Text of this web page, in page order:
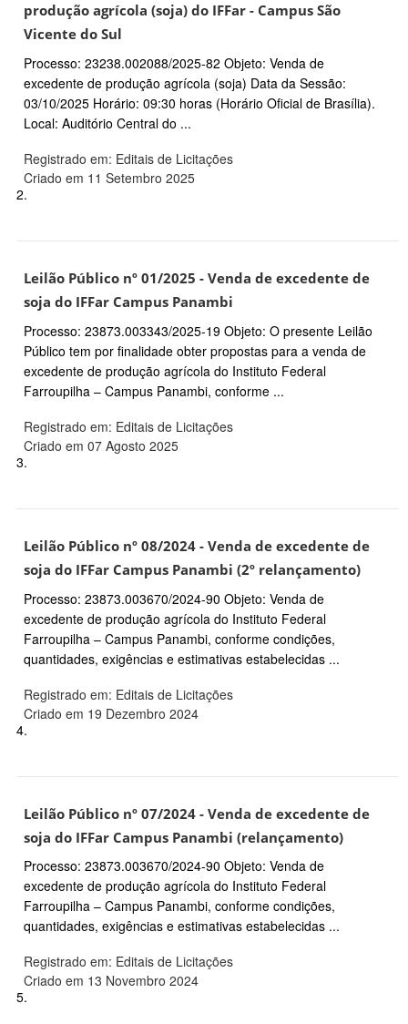
produção agrícola (soja) do IFFar - Campus São
Vicente do Sul
Processo: 23238.002088/2025-82 Objeto: Venda de
excedente de produção agrícola (soja) Data da Sessão:
03/10/2025 Horário: 09:30 horas (Horário Oficial de Brasília).
Local: Auditório Central do ...
Registrado em: Editais de Licitações
Criado em 11 Setembro 2025
2.
Leilão Público nº 01/2025 - Venda de excedente de
soja do IFFar Campus Panambi
Processo: 23873.003343/2025-19 Objeto: O presente Leilão
Público tem por finalidade obter propostas para a venda de
excedente de produção agrícola do Instituto Federal
Farroupilha – Campus Panambi, conforme ...
Registrado em: Editais de Licitações
Criado em 07 Agosto 2025
3.
Leilão Público nº 08/2024 - Venda de excedente de
soja do IFFar Campus Panambi (2º relançamento)
Processo: 23873.003670/2024-90 Objeto: Venda de
excedente de produção agrícola do Instituto Federal
Farroupilha – Campus Panambi, conforme condições,
quantidades, exigências e estimativas estabelecidas ...
Registrado em: Editais de Licitações
Criado em 19 Dezembro 2024
4.
Leilão Público nº 07/2024 - Venda de excedente de
soja do IFFar Campus Panambi (relançamento)
Processo: 23873.003670/2024-90 Objeto: Venda de
excedente de produção agrícola do Instituto Federal
Farroupilha – Campus Panambi, conforme condições,
quantidades, exigências e estimativas estabelecidas ...
Registrado em: Editais de Licitações
Criado em 13 Novembro 2024
5.